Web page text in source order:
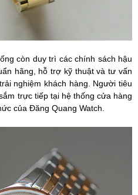
còn duy trì các chính sách hậu
hãng, hỗ trợ kỹ thuật và tư vấn
nghiệm khách hàng. Người tiêu
trực tiếp tại hệ thống cửa hàng
của Đăng Quang Watch.